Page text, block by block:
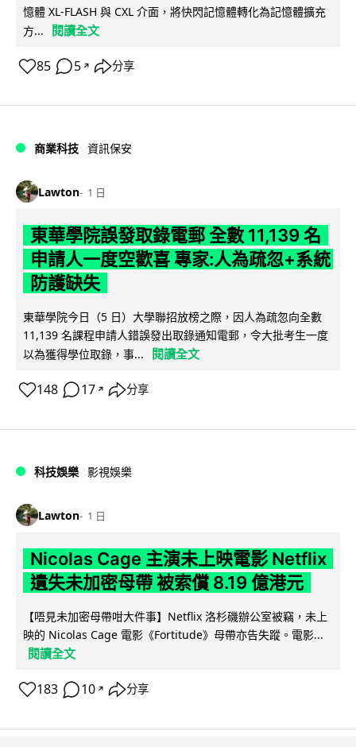
憶體 XL-FLASH 與 CXL 介面，將快閃記憶體轉化為記憶體擴充
方...
閱讀全文
85 5 ↗ 分享
商業科技 資訊保安
Lawton 1 日
東華學院誤發取錄電郵 全數 11,139 名
申請人一度空歡喜 專家:人為疏忽+系統
防護缺失
東華學院今日（5 日）大學聯招放榜之際，因人為疏忽向全數
11,139 名課程申請人錯誤發出取錄通知電郵，令大批考生一度
以為獲得學位取錄，事...
閱讀全文
148 17 ↗ 分享
科技娛樂 影視娛樂
Lawton 1 日
Nicolas Cage 主演未上映電影 Netflix
遺失未加密母帶 被索償 8.19 億港元
【唔見未加密母帶咁大件事】Netflix 洛杉磯辦公室被竊，未上
映的 Nicolas Cage 電影《Fortitude》母帶亦告失蹤。電影...
閱讀全文
183 10 ↗ 分享